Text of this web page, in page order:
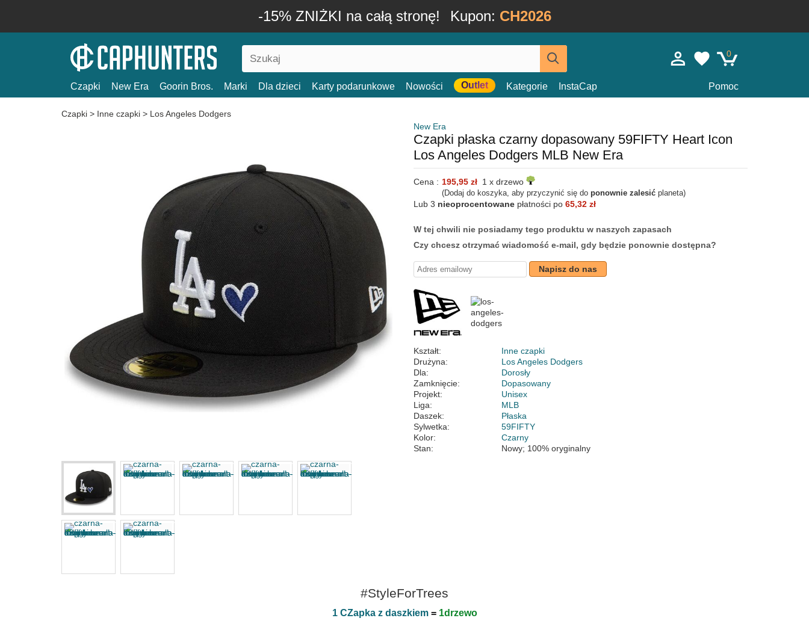
-15% ZNIŻKI na całą stronę! Kupon: CH2026
0
Czapki New Era Goorin Bros. Marki Dla dzieci Karty podarunkowe Nowości Outlet Kategorie InstaCap Pomoc
Czapki > Inne czapki > Los Angeles Dodgers
New Era
Czapki płaska czarny dopasowany 59FIFTY Heart Icon
Los Angeles Dodgers MLB New Era
Cena : 195,95 zł 1 x drzewo
(Dodaj do koszyka, aby przyczynić się do ponownie zalesić planeta)
Lub 3 nieoprocentowane płatności po 65,32 zł
W tej chwili nie posiadamy tego produktu w naszych zapasach
Czy chcesz otrzymać wiadomość e-mail, gdy będzie ponownie dostępna?
Napisz do nas
Kształt:
Inne czapki
Drużyna:
Los Angeles Dodgers
Dla:
Dorosły
Zamknięcie:
Dopasowany
Projekt:
Unisex
Liga:
MLB
Daszek:
Płaska
Sylwetka:
59FIFTY
Kolor:
Czarny
Stan:
Nowy; 100% oryginalny
#StyleForTrees
1 CZapka z daszkiem= 1drzewo